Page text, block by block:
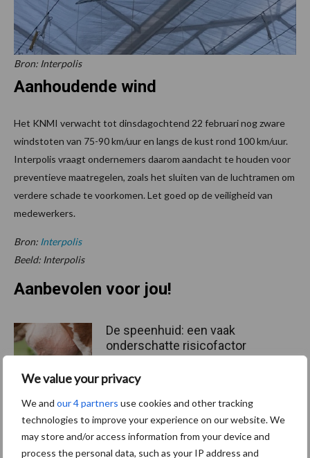
We value your privacy
We and our 4 partners use cookies and other tracking
technologies to improve your experience on our website. We
may store and/or access information from your device and
process the personal data, such as your IP address and
Bron: Interpolis
Aanhoudende wind
Het KNMI verwacht tot dinsdagochtend 22 februari nog zware
windstoten van 75-90 km/uur en langs de kust rond 100 km/uur.
Interpolis vraagt ondernemers daarom aandacht te houden voor
preventieve maatregelen, zoals het sluiten van de luchtramen om
verdere schade te voorkomen. Let goed op de veiligheid van
medewerkers.
Bron: Interpolis
Beeld: Interpolis
Aanbevolen voor jou!
De speenhuid: een vaak
onderschatte risicofactor
ForFarmers ziet volume en
marktaandeel groeien in
krimpende Nederlandse